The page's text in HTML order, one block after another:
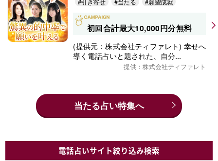
#引き寄せ #当たる #願望成就
初回合計最大10,000円分無料
(提供元：株式会社ティファレト) 幸せへ
導く電話占いと題された、自分...
提供：株式会社ティファレト
当たる占い特集へ
電話占いサイト絞り込み検索